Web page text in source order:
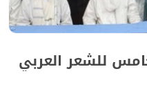
للشعر العربي